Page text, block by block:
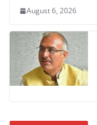
August 6, 2026